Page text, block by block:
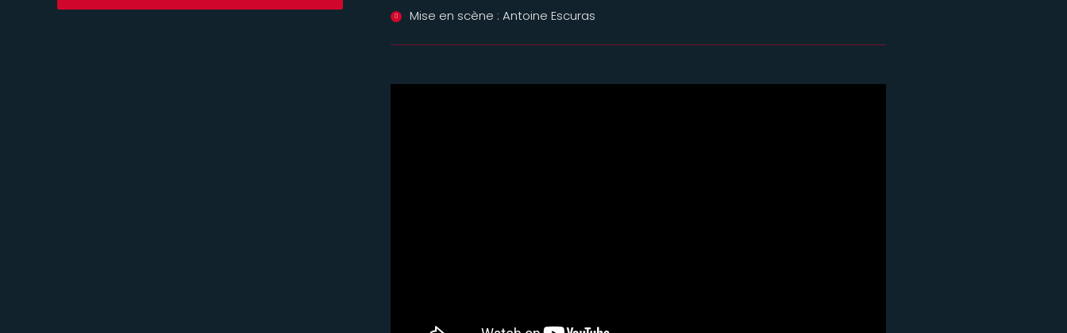
Mise en scène : Antoine Escuras